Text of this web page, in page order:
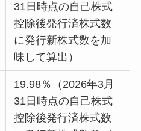
31日時点の自己株式
控除後発行済株式数
に発行新株式数を加
味して算出）
19.98％（2026年3月
31日時点の自己株式
控除後発行済株式数